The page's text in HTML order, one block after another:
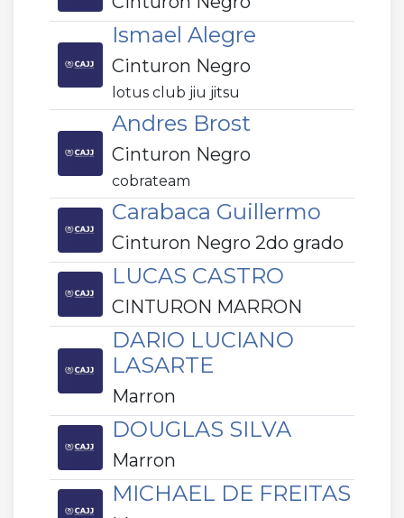
Ismael Alegre
Cinturon Negro
lotus club jiu jitsu
Andres Brost
Cinturon Negro
cobrateam
Carabaca Guillermo
Cinturon Negro 2do grado
LUCAS CASTRO
CINTURON MARRON
DARIO LUCIANO
LASARTE
Marron
DOUGLAS SILVA
Marron
MICHAEL DE FREITAS